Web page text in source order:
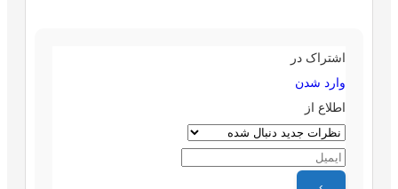
اشتراک در
وارد شدن
اطلاع از